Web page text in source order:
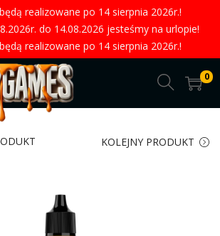
realizowane po 14 sierpnia 2026r.!
do 14.08.2026 jesteśmy na urlopie!
realizowane po 14 sierpnia 2026r.!
0
KOLEJNY PRODUKT